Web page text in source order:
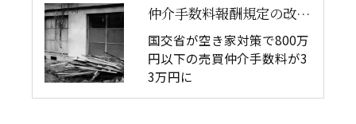
仲介手数料報酬規定の改定：空き家対策
国交省が空き家対策で800万
円以下の売買仲介手数料が3
3万円に